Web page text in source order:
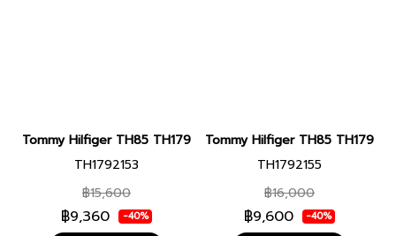
Tommy Hilfiger TH85 TH1792153 Men’s Watch
TH1792153
฿15,600
฿9,360 -40%
Tommy Hilfiger TH85
TH1792155
฿16,000
฿9,600 -40%